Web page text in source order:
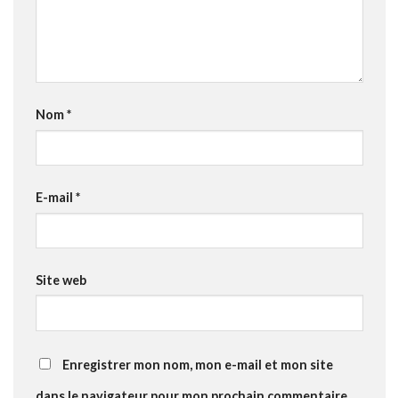
Nom*
E-mail *
Site web
Enregistrer mon nom, mon e-mail et mon site